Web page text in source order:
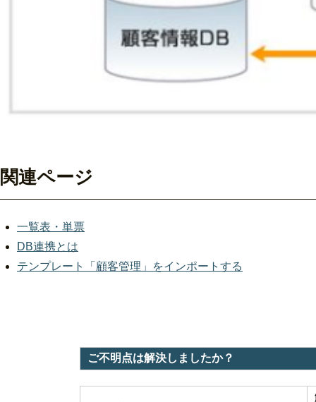
関連ページ
一覧表・単票
DB連携とは
テンプレート「顧客管理」をインポートする